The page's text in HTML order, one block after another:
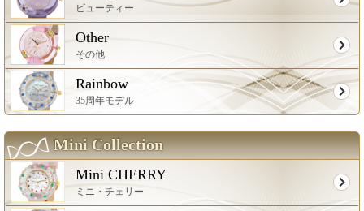
ビューティー
Other
その他
Rainbow
35周年モデル
Mini Collection
Mini CHERRY
ミニ・チェリー